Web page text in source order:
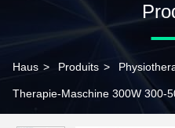
Haus > Produits >
Therapie-Maschine 300W 300-